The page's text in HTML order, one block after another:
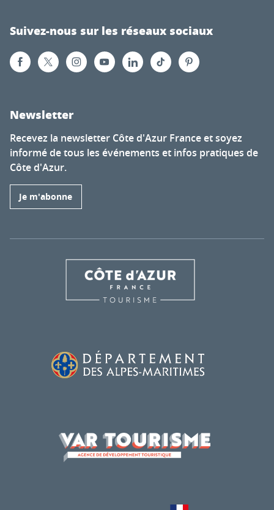
Suivez-nous sur les réseaux sociaux
Newsletter
Recevez la newsletter Côte d'Azur France et soyez
informé de tous les événements et infos pratiques de
Côte d'Azur.
Je m'abonne